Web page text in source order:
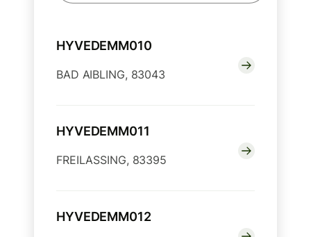
HYVEDEMM010
BAD AIBLING, 83043
HYVEDEMM011
FREILASSING, 83395
HYVEDEMM012